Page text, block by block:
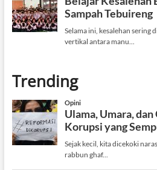
Trending